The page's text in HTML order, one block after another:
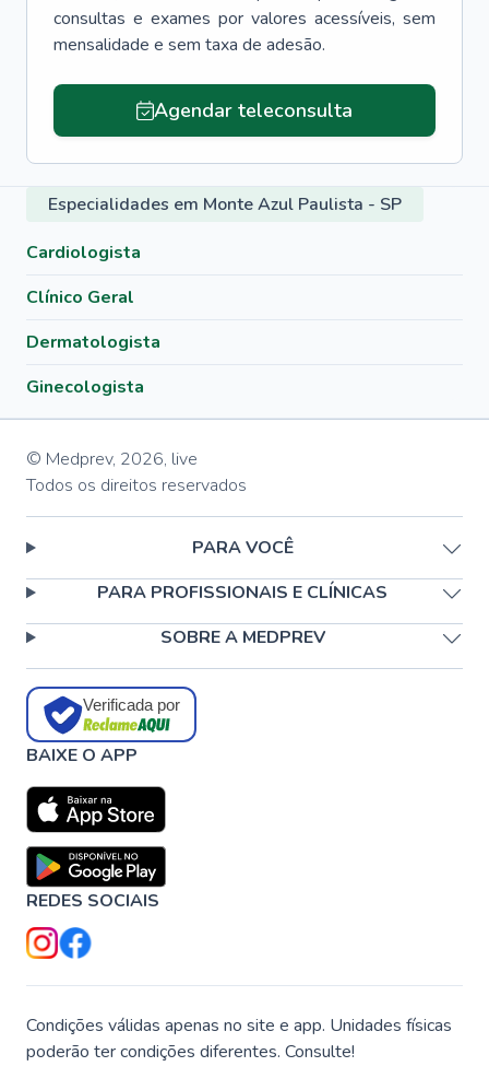
consultas e exames por valores acessíveis, sem
mensalidade e sem taxa de adesão.
Agendar teleconsulta
Especialidades em Monte Azul Paulista - SP
Cardiologista
Clínico Geral
Dermatologista
Ginecologista
© Medprev, 2026, live
Todos os direitos reservados
PARA VOCÊ
PARA PROFISSIONAIS E CLÍNICAS
SOBRE A MEDPREV
Verificada por
BAIXE O APP
REDES SOCIAIS
Condições válidas apenas no site e app. Unidades físicas
poderão ter condições diferentes. Consulte!